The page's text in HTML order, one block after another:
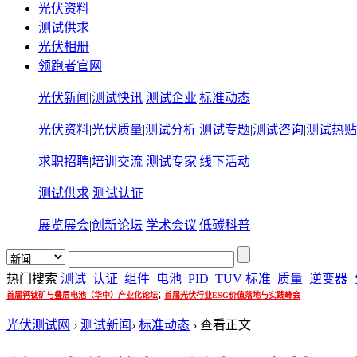
光伏资料
测试供求
光伏相册
领跑者官网
光伏新闻 |测试快讯 测试企业|标准动态
光伏资料|光伏质量|测试分析 测试专题|测试咨询|测试热贴
求职招聘|培训交流 测试专家|线下活动
测试供求 测试认证
展览展会|创新论坛 学术会议|低碳科普
热门搜索 测试 认证 组件 电池 PID TUV 标准 质量 逆变器
首届钙钛矿与叠层电池（华中）产业化论坛; 首届光伏行业ESG价值落地与实践峰会
光伏测试网 › 测试新闻 › 标准动态 › 查看正文